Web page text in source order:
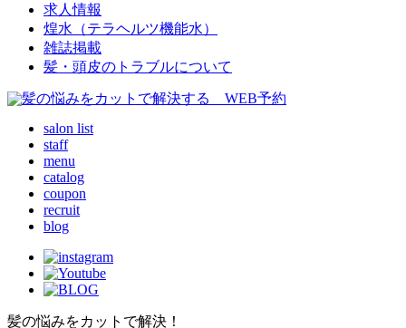
求人情報
煌水（テラヘルツ機能水）
雑誌掲載
髪・頭皮のトラブルについて
salon list
staff
menu
catalog
coupon
recruit
blog
髪の悩みをカットで解決！